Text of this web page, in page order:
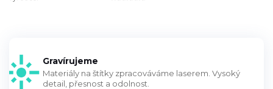
Gravírujeme
Materiály na štítky zpracováváme laserem. Vysoký
detail, přesnost a odolnost.